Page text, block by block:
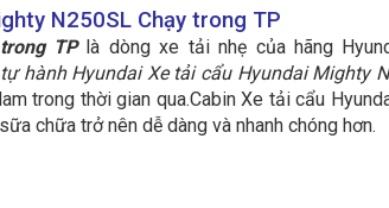
N250SL Chạy trong TP
TPlà dòng xe tải nhẹ của hãng
hành Hyundai Xe tải cẩu Hyundai Mighty
trong thời gian qua.Cabin Xe tải cẩu
chữa trở nên dễ dàng và nhanh chóng hơn.